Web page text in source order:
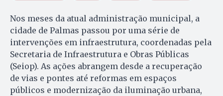
Nos meses da atual administração municipal, a
cidade de Palmas passou por uma série de
intervenções em infraestrutura, coordenadas pela
Secretaria de Infraestrutura e Obras Públicas
(Seiop). As ações abrangem desde a recuperação
de vias e pontes até reformas em espaços
públicos e modernização da iluminação urbana,